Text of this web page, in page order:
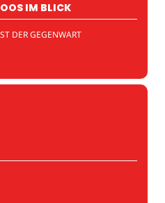
IM BLICK
DER GEGENWART